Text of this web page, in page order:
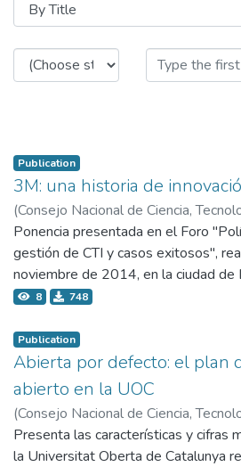
Browsing 1.1
Publication
3M: una historia de
(Consejo Nacional de Ciencia,
Tecnológica - Concytec, 2014-11)
Palenque Velasco, Luis Fernando
Ponencia presentada en el Foro
gestión de CTI y casos exitosos",
noviembre de 2014, en la ciudad de
8 748
Publication
Abierta por defecto: el plan
abierto en la UOC
(Consejo Nacional de Ciencia,
Tecnológica - Concytec,2019-09-
Presenta las características y cifras
la Universitat Oberta de Catalunya